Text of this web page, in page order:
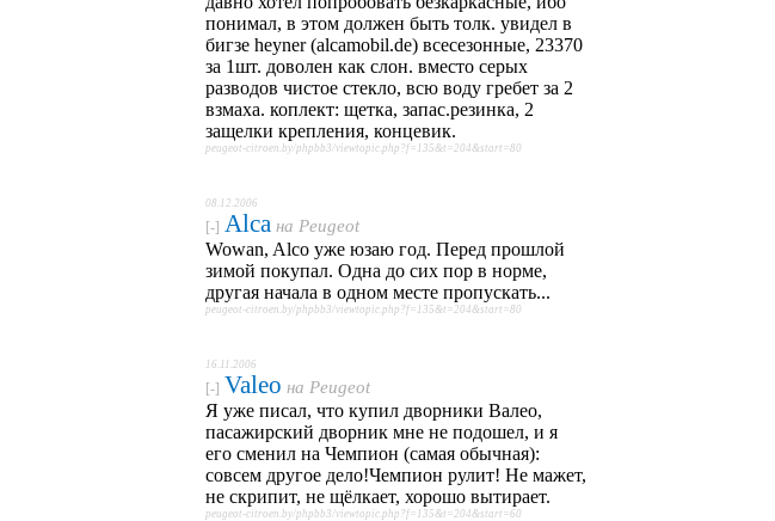
понимал, в этом должен быть толк. увидел в
бигзе heyner (alcamobil.de) всесезонные, 23370
за 1шт. доволен как слон. вместо серых
разводов чистое стекло, всю воду гребет за 2
взмаха. коплект: щетка, запас.резинка, 2
защелки крепления, концевик.
peugeot-citroen.by/phpbb3/viewtopic.php?f=135&t=204&start=80
08.12.2006
[-] Alca на Peugeot
Wowan, Alco уже юзаю год. Перед прошлой
зимой покупал. Одна до сих пор в норме,
другая начала в одном месте пропускать...
peugeot-citroen.by/phpbb3/viewtopic.php?f=135&t=204&start=80
16.11.2006
[-] Valeo на Peugeot
Я уже писал, что купил дворники Валео,
пасажирский дворник мне не подошел, и я
его сменил на Чемпион (самая обычная):
совсем другое дело!Чемпион рулит! Не мажет,
не скрипит, не щёлкает, хорошо вытирает.
peugeot-citroen.by/phpbb3/viewtopic.php?f=135&t=204&start=60